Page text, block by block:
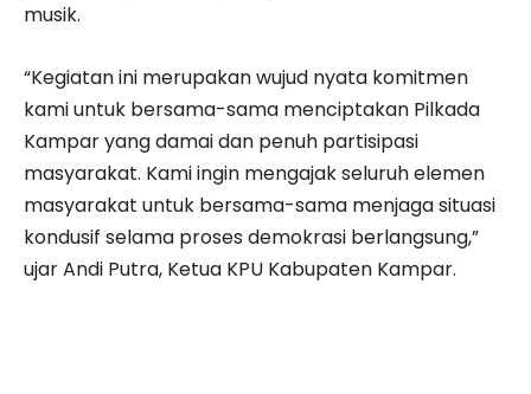
musik.
“Kegiatan ini merupakan wujud nyata komitmen
kami untuk bersama-sama menciptakan Pilkada
Kampar yang damai dan penuh partisipasi
masyarakat. Kami ingin mengajak seluruh elemen
masyarakat untuk bersama-sama menjaga situasi
kondusif selama proses demokrasi berlangsung,”
ujar Andi Putra, Ketua KPU Kabupaten Kampar.